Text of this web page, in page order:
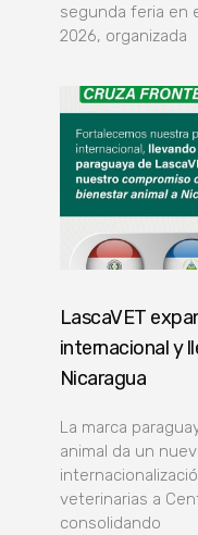
segunda feria en
2026, organizada
LascaVET
internacional y
Nicaragua
La marca
animal da un
veterinarias a
consolidando